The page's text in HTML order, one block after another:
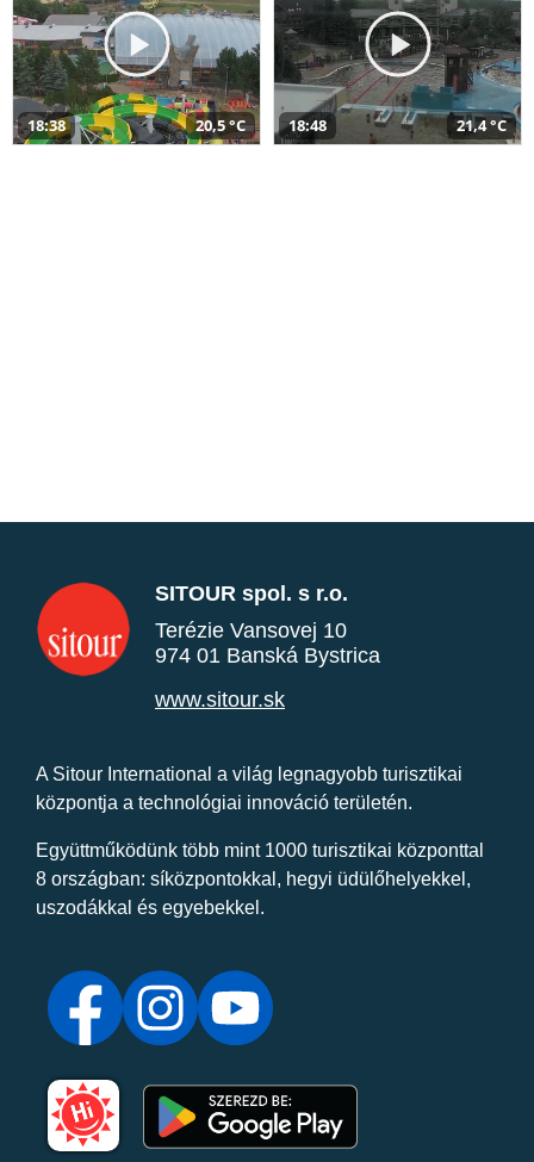
18:38 20,5 °C 18:48 21,4 °C
SITOUR spol. s r.o.
Terézie Vansovej 10
974 01 Banská Bystrica
www.sitour.sk
A Sitour International a világ legnagyobb turisztikai
központja a technológiai innováció területén.
Együttműködünk több mint 1000 turisztikai központtal
8 országban: síközpontokkal, hegyi üdülőhelyekkel,
uszodákkal és egyebekkel.